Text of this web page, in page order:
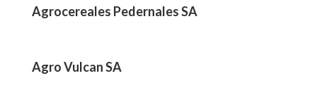
Agrocereales Pedernales SA
Agro Vulcan SA